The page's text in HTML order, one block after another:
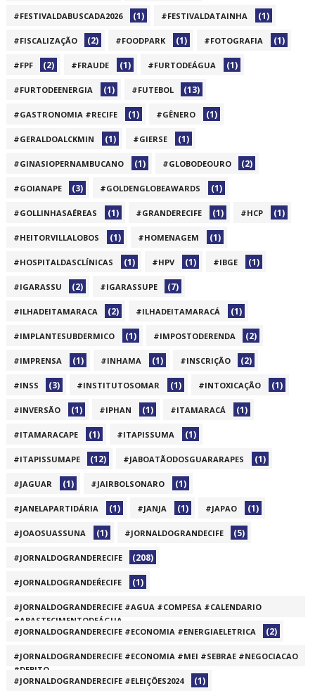
#FESTIVALDABUSCADA2026 (1) #FESTIVALDATAINHA (1)
#FISCALIZAÇÃO (2) #FOODPARK (1) #FOTOGRAFIA (1)
#FPF (2) #FRAUDE (1) #FURTODEÁGUA (1)
#FURTODEENERGIA (1) #FUTEBOL (13)
#GASTRONOMIA #RECIFE (1) #GÊNERO (1)
#GERALDOALCKMIN (1) #GIERSE (1)
#GINASIOPERNAMBUCANO (1) #GLOBODEOURO (2)
#GOIANAPE (3) #GOLDENGLOBEAWARDS (1)
#GOLLINHASAÉREAS (1) #GRANDERECIFE (1) #HCP (1)
#HEITORVILLALOBOS (1) #HOMENAGEM (1)
#HOSPITALDASCLÍNICAS (1) #HPV (1) #IBGE (1)
#IGARASSU (2) #IGARASSUPE (7)
#ILHADEITAMARACA (2) #ILHADEITAMARACÁ (1)
#IMPLANTESUBDERMICO (1) #IMPOSTODERENDA (2)
#IMPRENSA (1) #INHAMA (1) #INSCRIÇÃO (2)
#INSS (3) #INSTITUTOSOMAR (1) #INTOXICAÇÃO (1)
#INVERSÃO (1) #IPHAN (1) #ITAMARACÁ (1)
#ITAMARACAPE (1) #ITAPISSUMA (1)
#ITAPISSUMAPE (12) #JABOATÃODOSGUARARAPES (1)
#JAGUAR (1) #JAIRBOLSONARO (1)
#JANELAPARTIDÁRIA (1) #JANJA (1) #JAPAO (1)
#JOAOSUASSUNA (1) #JORNALDOGRANDECIFE (5)
#JORNALDOGRANDERECIFE (208)
#JORNALDOGRANDEŔECIFE (1)
#JORNALDOGRANDERECIFE #AGUA #COMPESA #CALENDARIO
#ABASTECIMENTODEÁGUA
(1)
#JORNALDOGRANDERECIFE #ECONOMIA #ENERGIAELETRICA (2)
#JORNALDOGRANDERECIFE #ECONOMIA #MEI #SEBRAE #NEGOCIACAO
#DEBITO
(1)
#JORNALDOGRANDERECIFE #ELEIÇÕES2024 (1)